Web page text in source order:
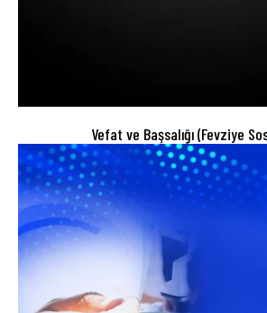
Vefat ve Başsalığı (Fevziye